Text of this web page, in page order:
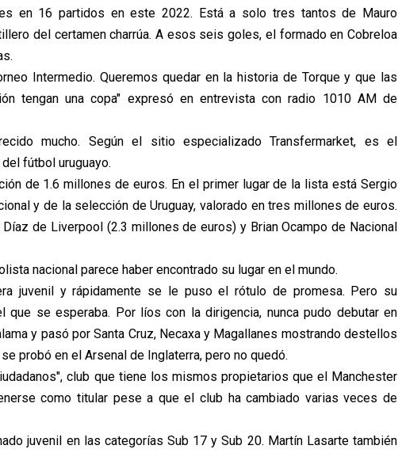
en 16 partidos en este 2022. Está a solo tres tantos de Mauro
del certamen charrúa. A esos seis goles, el formado en Cobreloa
Intermedio. Queremos quedar en la historia de Torque y que las
tengan una copa" expresó en entrevista con radio 1010 AM de
mucho. Según el sitio especializado Transfermarket, es el
fútbol uruguayo.
de 1.6 millones de euros. En el primer lugar de la lista está Sergio
y de la selección de Uruguay, valorado en tres millones de euros.
de Liverpool (2.3 millones de euros) y Brian Ocampo de Nacional
nacional parece haber encontrado su lugar en el mundo.
juvenil y rápidamente se le puso el rótulo de promesa. Pero su
que se esperaba. Por líos con la dirigencia, nunca pudo debutar en
y pasó por Santa Cruz, Necaxa y Magallanes mostrando destellos
probó en el Arsenal de Inglaterra, pero no quedó.
club que tiene los mismos propietarios que el Manchester
como titular pese a que el club ha cambiado varias veces de
juvenil en las categorías Sub 17 y Sub 20. Martín Lasarte también